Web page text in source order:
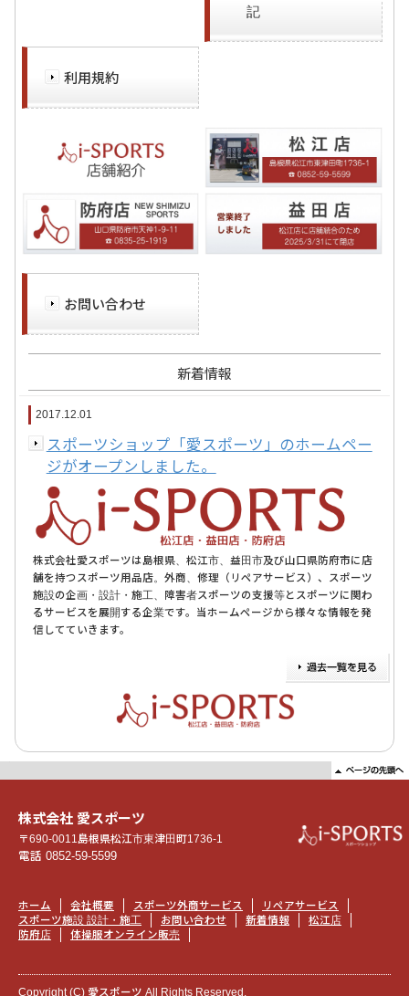
記
利用規約
お問い合わせ
新着情報
2017.12.01
スポーツショップ「愛スポーツ」のホームペー
ジがオープンしました。
株式会社愛スポーツは島根県、松江市、益田市及び山口県防府市に店
舗を持つスポーツ用品店。外商、修理（リペアサービス）、スポーツ
施設の企画・設計・施工、障害者スポーツの支援等とスポーツに関わ
るサービスを展開する企業です。当ホームページから様々な情報を発
信してていきます。
株式会社 愛スポーツ
〒690-0011 島根県松江市東津田町1736-1
電話 0852-59-5599
ホーム 会社概要 スポーツ外商サービス
リペアサービス
スポーツ施設 設計・施工
お問い合わせ 新着情報
松江店
防府店
体操服オンライン販売
Copyright (C) 愛スポーツ All Rights Reserved.